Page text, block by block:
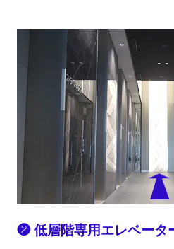
❷ 低層階専用エレベータ